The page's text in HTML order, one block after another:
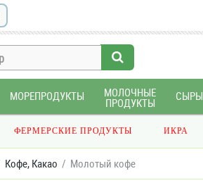
МОРЕПРОДУКТЫ МОЛОЧНЫЕ
ПРОДУКТЫ
СЫРЫ
ФЕРМЕРСКИЕ ПРОДУКТЫ ИКРА
Кофе, Какао Молотый кофе